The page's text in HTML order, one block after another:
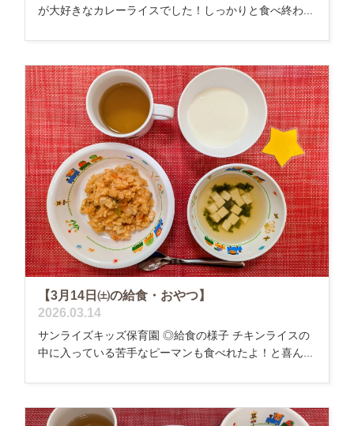
が大好きなカレーライスでした！しっかりと食べ終わ...
【3月14日㈯の給食・おやつ】
2026.03.14
サンライズキッズ保育園 ◎給食の様子 チキンライスの
中に入っている苦手なピーマンも食べれたよ！と喜ん...